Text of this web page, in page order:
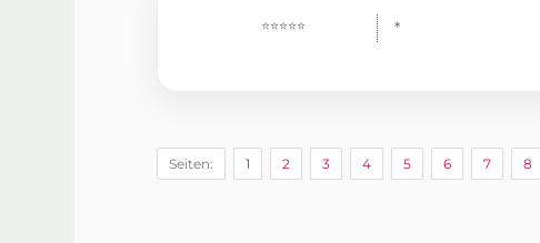
⭐⭐⭐⭐⭐ *
Seiten: 1 2 3 4 5 6 7 8